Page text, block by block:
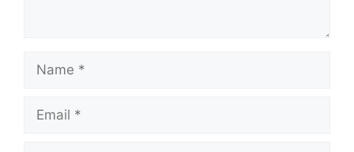
Name
Email